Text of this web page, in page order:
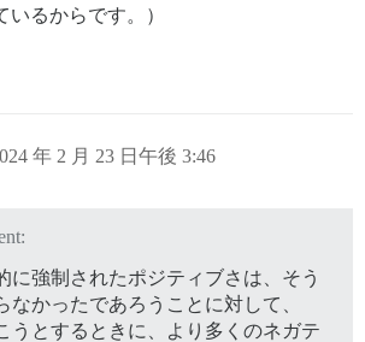
るからです。）
年 2 月 23 日午後 3:46
に強制されたポジティブさは、そう
なかったであろうことに対して、
うとするときに、より多くのネガテ